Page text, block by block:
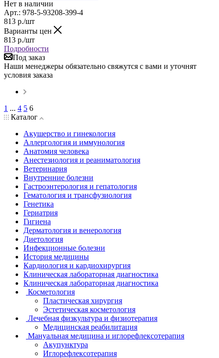
Нет в наличии
Арт.: 978-5-93208-399-4
813 р./шт
Варианты цен
813 р./шт
Подробности
Под заказ
Наши менеджеры обязательно свяжутся с вами и уточнят
условия заказа
1 ... 4 5 6
Каталог
Акушерство и гинекология
Аллергология и иммунология
Анатомия человека
Анестезиология и реаниматология
Ветеринария
Внутренние болезни
Гастроэнтерология и гепатология
Гематология и трансфузиология
Генетика
Гериатрия
Гигиена
Дерматология и венерология
Диетология
Инфекционные болезни
История медицины
Кардиология и кардиохирургия
Клиническая лабораторная диагностика
Клиническая лабораторная диагностика
Косметология
Пластическая хирургия
Эстетическая косметология
Лечебная физкультура и физиотерапия
Медицинская реабилитация
Мануальная медицина и иглорефлексотерапия
Акупунктура
Иглорефлексотерапия